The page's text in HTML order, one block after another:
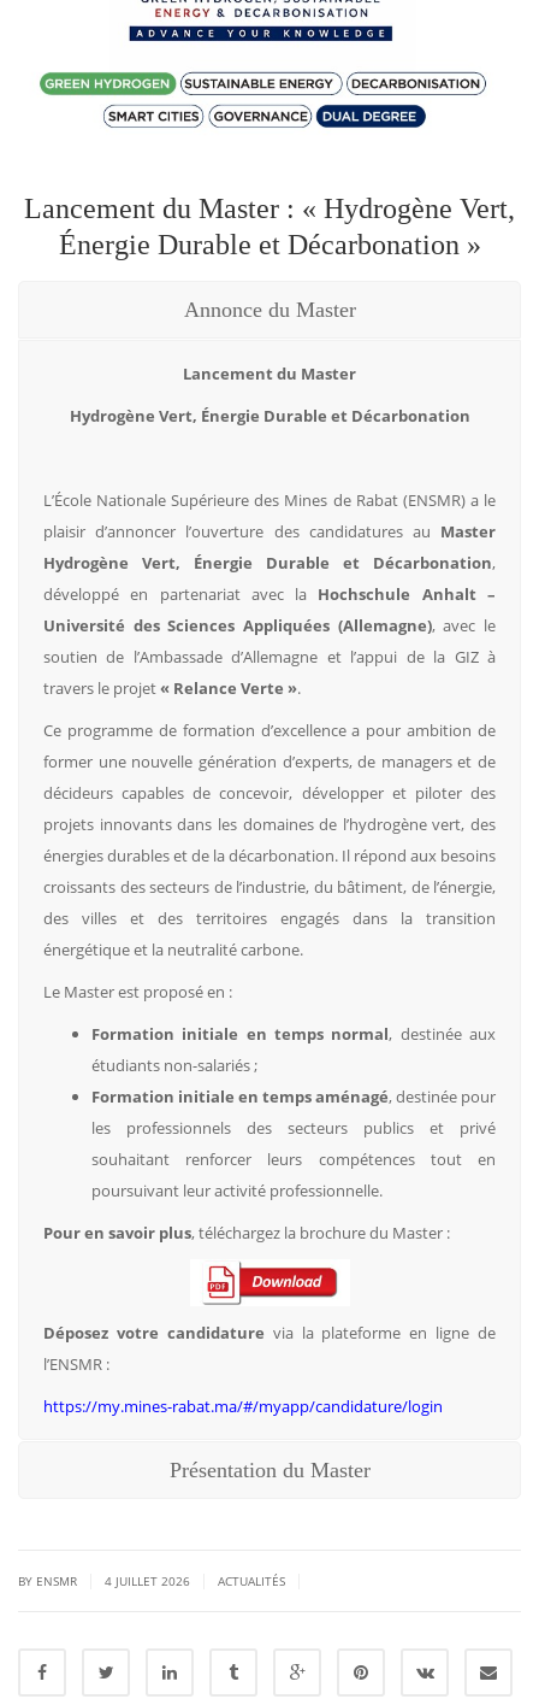
Lancement du Master : « Hydrogène Vert,
Énergie Durable et Décarbonation »
Annonce du Master
Lancement du Master
Hydrogène Vert, Énergie Durable et Décarbonation
L’École Nationale Supérieure des Mines de Rabat (ENSMR) a le
plaisir d’annoncer l’ouverture des candidatures au Master
Hydrogène Vert, Énergie Durable et Décarbonation,
développé en partenariat avec la Hochschule Anhalt –
Université des Sciences Appliquées (Allemagne), avec le
soutien de l’Ambassade d’Allemagne et l’appui de la GIZ à
travers le projet« Relance Verte ».
Ce programme de formation d’excellence a pour ambition de
former une nouvelle génération d’experts, de managers et de
décideurs capables de concevoir, développer et piloter des
projets innovants dans les domaines de l’hydrogène vert, des
énergies durables et de la décarbonation. Il répond aux besoins
croissants des secteurs de l’industrie, du bâtiment, de l’énergie,
des villes et des territoires engagés dans la transition
énergétique et la neutralité carbone.
Le Master est proposé en :
Formation initiale en temps normal, destinée aux
étudiants non-salariés ;
Formation initiale en temps aménagé, destinée pour
les professionnels des secteurs publics et privé
souhaitant renforcer leurs compétences tout en
poursuivant leur activité professionnelle.
Pour en savoir plus, téléchargez la brochure du Master :
Déposez votre candidature via la plateforme en ligne de
l’ENSMR :
https://my.mines-rabat.ma/#/myapp/candidature/login
Présentation du Master
BY ENSMR 4 JUILLET 2026 ACTUALITÉS